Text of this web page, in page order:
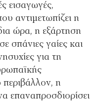
εισαγωγές,
αντιµετωπίζει η
ώρα, η εξάρτηση
σπάνιες γαίες και
για τη
η
επαναπροσδιορίσει